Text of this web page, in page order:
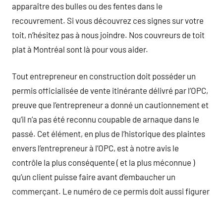
apparaître des bulles ou des fentes dans le
recouvrement. Si vous découvrez ces signes sur votre
toit, n’hésitez pas à nous joindre. Nos couvreurs de toit
plat à Montréal sont là pour vous aider.
Tout entrepreneur en construction doit posséder un
permis officialisée de vente itinérante délivré par l’OPC,
preuve que l’entrepreneur a donné un cautionnement et
qu’il n’a pas été reconnu coupable de arnaque dans le
passé. Cet élément, en plus de l’historique des plaintes
envers l’entrepreneur à l’OPC, est à notre avis le
contrôle la plus conséquente ( et la plus méconnue )
qu’un client puisse faire avant d’embaucher un
commerçant. Le numéro de ce permis doit aussi figurer